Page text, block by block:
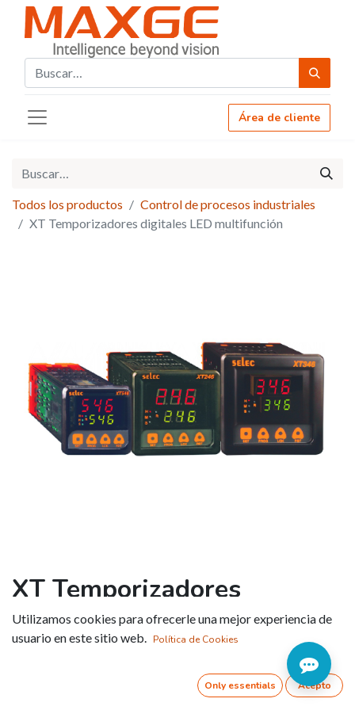
Área de cliente
Todos los productos
Control de procesos industriales
XT Temporizadores digitales LED multifunción
XT Temporizadores
digitales LED multifunción
Referencia:XT246A
Panel 48x48mm
Utilizamos cookies para ofrecerle una mejor experiencia de
usuario en este sitio web. Política de Cookies
Only essentials Acepto